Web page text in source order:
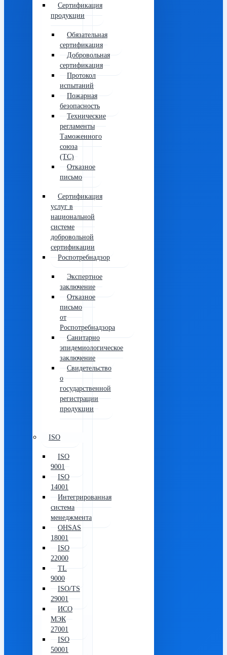
Сертификация
продукции
Обязательная
сертификация
Добровольная
сертификация
Протокол
испытаний
Пожарная
безопасность
Технические
регламенты
Таможенного
союза
(ТС)
Отказное
письмо
Сертификация
услуг в
национальной
системе
добровольной
сертификации
Роспотребнадзор
Экспертное
заключение
Отказное
письмо
от
Роспотребнадзора
Санитарно
эпидемиологическое
заключение
Свидетельство
о
государственной
регистрации
продукции
ISO
ISO
9001
ISO
14001
Интегрированная
система
менеджмента
OHSAS
18001
ISO
22000
TL
9000
ISO/TS
29001
ИСО
МЭК
27001
ISO
50001